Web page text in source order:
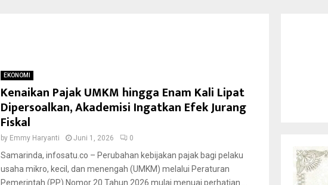
EKONOMI
Kenaikan Pajak UMKM hingga Enam Kali Lipat
Dipersoalkan, Akademisi Ingatkan Efek Jurang
Fiskal
by Emmy Haryanti Juni 1, 2026 0
Samarinda, infosatu.co – Perubahan kebijakan pajak bagi pelaku
usaha mikro, kecil, dan menengah (UMKM) melalui Peraturan
Pemerintah (PP) Nomor 20 Tahun 2026 mulai menuai perhatian....